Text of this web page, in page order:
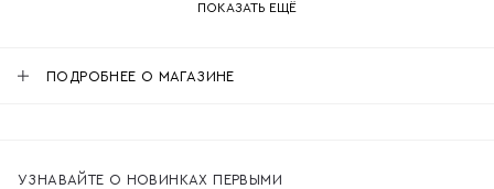
ПОКАЗАТЬ ЕЩЁ
ПОДРОБНЕЕ О МАГАЗИНЕ
УЗНАВАЙТЕ О НОВИНКАХ ПЕРВЫМИ